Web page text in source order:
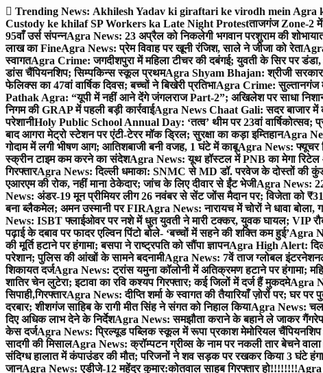
Skip
to
content
Trending News: Akhilesh Yadav ki giraftari ke virodh mein
Custody ke khilaf SP Workers ka Late Night Protestताजगंज Zone-2 में
95वाँ उर्स संपन्नAgra News: 23 अप्रैल को निकलेगी भगवान परशुराम की
लाख का FineAgra News: प्रेम विवाह पर खूनी रंजिश, साले ने जीजा को रेता
स्वागतAgra Crime: जगदीशपुरा में महिला टीचर की दबंगई; युवती के सिर पर डंडा,
डांस चैंपियनशिप; सिम्पकिन्स स्कूल प्रथमAgra Shyam Bhajan: श्रीजी सरकार
फेलिक्स का 47वां वार्षिक दिवस; बच्चों ने बिखेरी प्रतिभाAgra Crime: सुल्तानगंज में
Pathak Agra: “यूपी में नहीं आने देंगे जंगलराज Part-2”; अखिलेश पर साधा
निगम की GRAP में पहली बड़ी कार्रवाईAgra News Chaat Gali: सदर बाजार में
परेशानीHoly Public School Annual Day: ‘तत्व’ थीम पर 23वां वार्षिकोत्सव;
बाद आगरा मेट्रो स्टेशन पर एंटी-टेरर मॉक ड्रिल; सुरक्षा का कड़ा इम्तिहानAgra
गोदाम में लगी भीषण आग; आतिशबाजी बनी वजह, 1 घंटे में काबूAgra News: फ्यूचर
स्क्रीन टाइम कम करने का संदेशAgra News: यूथ हॉस्टल में PNB का मेगा रिटेल
गिरफ्तारAgra News: दिल्ली धमाका: SNMC से MD डॉ. परवेज के दोस्तों की
एआरएम की रोक, नहीं माना ठेकेदार; जांच के लिए दीवार से ईंट भेजीAgra News:
News: अंडर-19 मून प्रीमियर लीग 26 नवंबर से सेंट जोंस मैदान पर; विजेता को
बना ब्लैकमेल; अमन उस्मानी पर FIRAgra News: नारायच में चोरों ने धावा
News: ISBT फ्लाईओवर पर नशे में धुत युवती ने मारी टक्कर, युवक घायल; VIP
पढ़ाई के दबाव पर फादर एल्विन पिंटो बोले- ‘बच्चों में सहने की शक्ति कम हुई’Agra
की मूर्ति हटाने पर हंगामा; बसपा ने राष्ट्रपति को सौंपा ज्ञापनAgra High Alert:
परेशान; पुलिस की आंखों के सामने बदनामीAgra News: 7वें ताज ग्लोबल
शिकायत दर्जAgra News: ट्रांस यमुना कॉलोनी में अतिक्रमण हटाने पर हंगामा;
शातिर चेन लुटेरा; इटावा का रवि कश्यप गिरफ्तार; कई जिलों में दर्ज हैं मुकदमेAgra
सिपाही,गिरफ्तारAgra News: दीप्ति शर्मा के स्वागत की तैयारियाँ ज़ोरों पर; घर
दरबार; शीशगंज साहिब के रागी मीत सिंह ने संगत को निहाल कियाAgra News:
दिए अधिक लाभ देने के निर्देशAgra News: समझौता कराने के बहाने ले जाकर गैंगरेप
केस दर्जAgra News: प्रिल्यूड पब्लिक स्कूल में रूपा प्रकाश मेमोरियल चैंपियनशिप
सादगी की मिसालAgra News: क्रॉम्पटन ग्रीव्स के नाम पर नकली तार बेचने
संदिग्ध हालात में कंपाउंडर की मौत; परिजनों ने शव सड़क पर रखकर किया 3 घंटे
जानAgra News: एडीजे-12 महेंद्र कुमार:कोतवाल साहब गिरफ्तार हो!!!!!!!!Agra